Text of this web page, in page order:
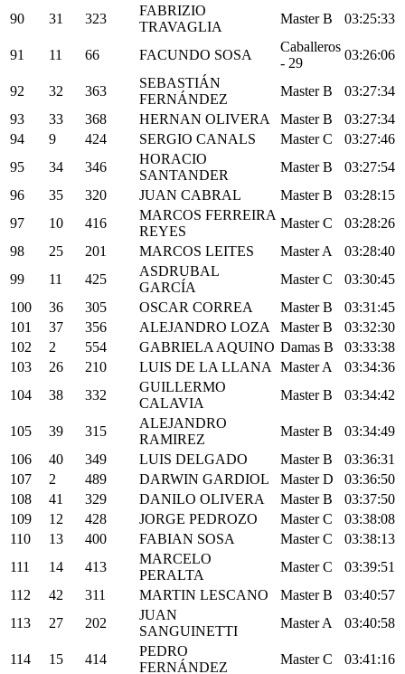
90 31 323
FABRIZIO
TRAVAGLIA
Master B 03:25:33
91 11 66 FACUNDO SOSA
Caballeros
- 29
03:26:06
92 32 363
SEBASTIÁN
FERNÁNDEZ
Master B
03:27:34
93
33 368 HERNAN OLIVERA Master B
03:27:34
94
9 424 SERGIO CANALS Master C
03:27:46
95
34 346
HORACIO
SANTANDER
Master B
03:27:54
96
35 320 JUAN CABRAL Master B
03:28:15
97
10 416
MARCOS FERREIRA
REYES
Master C
03:28:26
98
25 201 MARCOS LEITES Master A
03:28:40
99
11 425
ASDRUBAL
GARCÍA
Master C
03:30:45
100
36 305 OSCAR CORREA Master B
03:31:45
101
37 356 ALEJANDRO LOZA Master B
03:32:30
102
2 554 GABRIELA AQUINO Damas B
03:33:38
103
26 210 LUIS DE LA LLANA Master A
03:34:36
104
38 332
GUILLERMO
CALAVIA
Master B 03:34:42
105 39 315
ALEJANDRO
RAMIREZ
Master B
03:34:49
106
40 349 LUIS DELGADO Master B
03:36:31
107
2 489 DARWIN GARDIOL Master D
03:36:50
108
41 329 DANILO OLIVERA Master B
03:37:50
109
12 428 JORGE PEDROZO Master C
03:38:08
110
13 400 FABIAN SOSA Master C
03:38:13
111
14 413
MARCELO
PERALTA
Master C
03:39:51
112
42 311 MARTIN LESCANO Master B
03:40:57
113
27 202
JUAN
SANGUINETTI
Master A 03:40:58
114 15 414
PEDRO
FERNÁNDEZ
Master C 03:41:16